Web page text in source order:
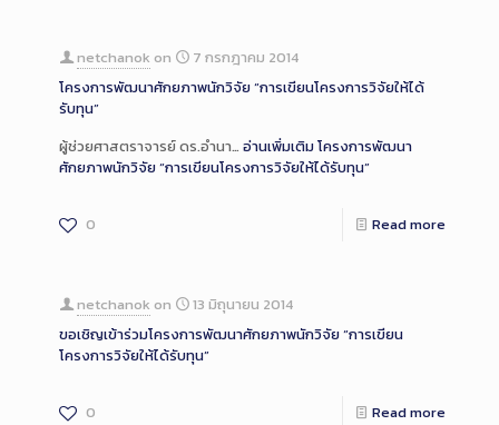
netchanok on
7 กรกฎาคม 2014
โครงการพัฒนาศักยภาพนักวิจัย “การเขียนโครงการวิจัยให้ได้
รับทุน”
ผู้ช่วยศาสตราจารย์ ดร.อำนา… อ่านเพิ่มเติมโครงการพัฒนา
ศักยภาพนักวิจัย “การเขียนโครงการวิจัยให้ได้รับทุน”
0 Read more
netchanok on
13 มิถุนายน 2014
ขอเชิญเข้าร่วมโครงการพัฒนาศักยภาพนักวิจัย “การเขียน
โครงการวิจัยให้ได้รับทุน”
0 Read more